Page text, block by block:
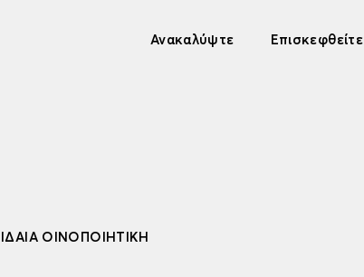
Ανακαλύψτε Επισκεφθείτε
ΙΔΑΊΑ ΟΙΝΟΠΟΙΗΤΙΚΉ